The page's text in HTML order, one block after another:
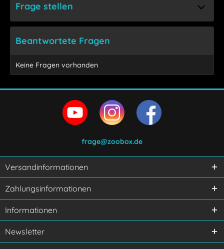
Frage stellen
Ich habe die
verstanden und stimme zu.
Mit * gekennzeichnete Felder sind Pflichtfelder.
Senden
Beantwortete Fragen
Keine Fragen vorhanden
frage@zoobox.de
Versandinformationen
Zahlungsinformationen
Informationen
Newsletter